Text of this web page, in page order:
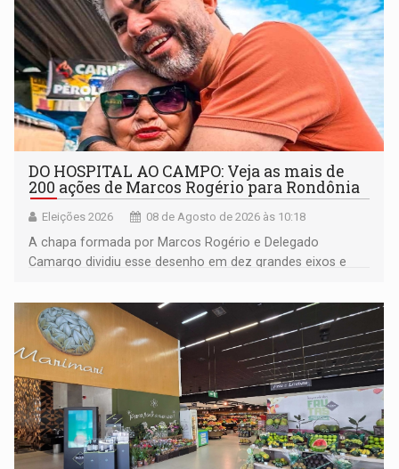
DO HOSPITAL AO CAMPO: Veja as mais de
200 ações de Marcos Rogério para Rondônia
Eleições 2026 08 de Agosto de 2026 às 10:18
A chapa formada por Marcos Rogério e Delegado
Camargo dividiu esse desenho em dez grandes eixos e